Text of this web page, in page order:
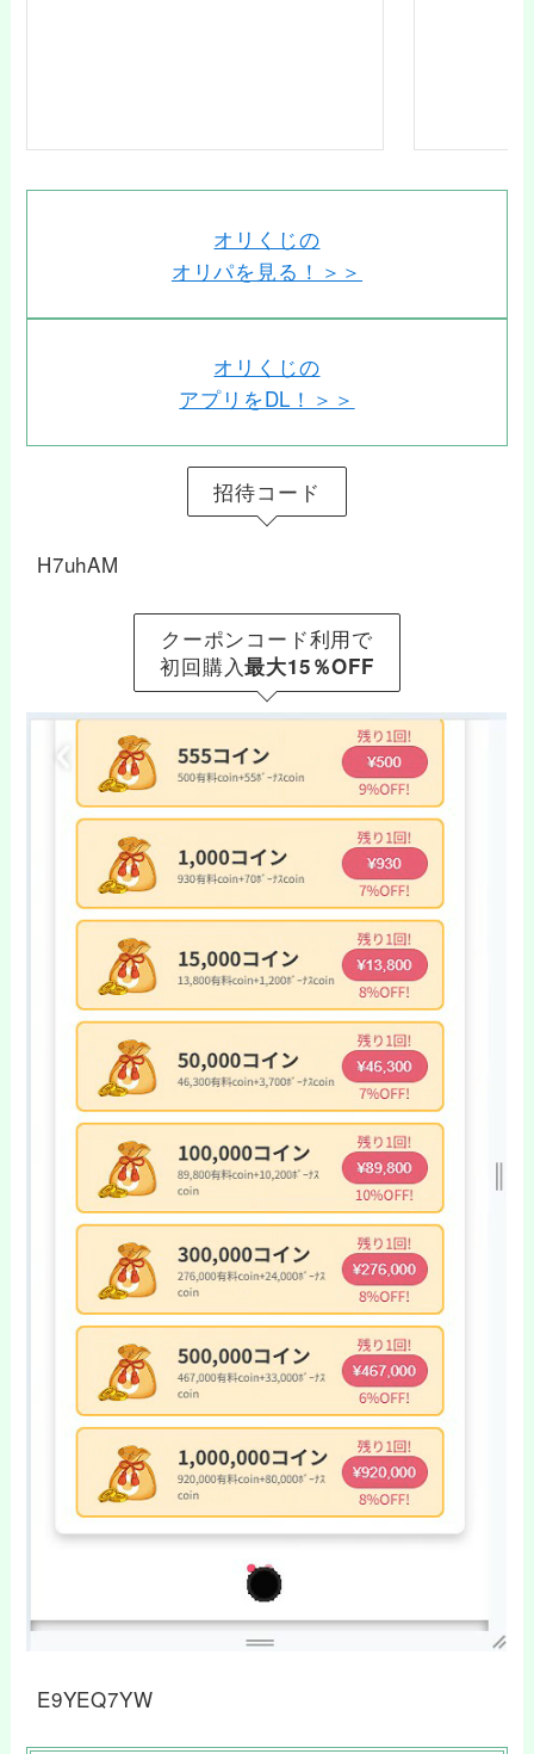
オリくじの
オリパを見る！＞＞
オリくじの
アプリをDL！＞＞
招待コード
H7uhAM
クーポンコード利用で
初回購入最大15％OFF
E9YEQ7YW